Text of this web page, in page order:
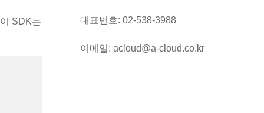
SDK는 대표번호: 02-538-3988
이메일: acloud@a-cloud.co.kr